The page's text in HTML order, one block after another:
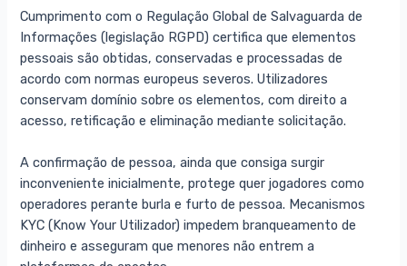
Cumprimento com o Regulação Global de Salvaguarda de
Informações (legislação RGPD) certifica que elementos
pessoais são obtidas, conservadas e processadas de
acordo com normas europeus severos. Utilizadores
conservam domínio sobre os elementos, com direito a
acesso, retificação e eliminação mediante solicitação.
A confirmação de pessoa, ainda que consiga surgir
inconveniente inicialmente, protege quer jogadores como
operadores perante burla e furto de pessoa. Mecanismos
KYC (Know Your Utilizador) impedem branqueamento de
dinheiro e asseguram que menores não entrem a